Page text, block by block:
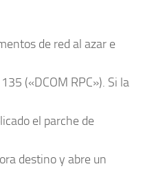
de red al azar e
(«DCOM RPC»). Si la
el parche de
destino y abre un